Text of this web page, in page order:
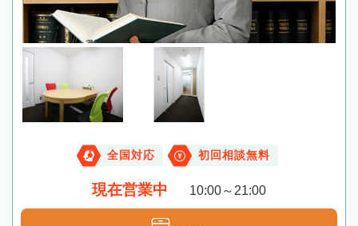
全国対応 初回相談無料
現在営業中 10:00～21:00